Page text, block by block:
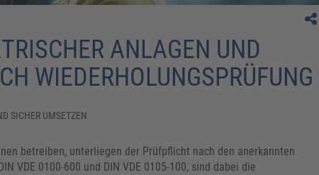
ANLAGEN UND
WIEDERHOLUNGSPRÜFUNG
SICHER UMSETZEN
betreiben, unterliegen der Prüfpflicht nach den anerkannten
VDE 0100-600 und DIN VDE 0105-100, sind dabei die